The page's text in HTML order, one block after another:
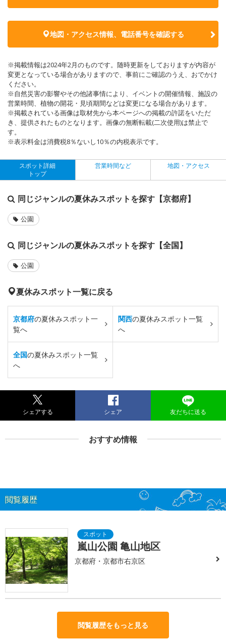
地図・アクセス情報、電話番号を確認する
※掲載情報は2024年2月のものです。随時更新をしておりますが内容が
変更となっている場合がありますので、事前にご確認のうえ、おでかけ
ください。
※自然災害の影響やその他諸事情により、イベントの開催情報、施設の
営業時間、植物の開花・見頃期間などは変更になる場合があります。
※掲載されている画像は取材先から本ページへの掲載の許諾をいただ
き、提供されたものとなります。画像の無断転載(二次使用)は禁止で
す。
※表示料金は消費税8％ないし10％の内税表示です。
スポット詳細
トップ
営業時間など 地図・アクセス
同じジャンルの夏休みスポットを探す【京都府】
公園
同じジャンルの夏休みスポットを探す【全国】
公園
夏休みスポット一覧に戻る
京都府の夏休みスポット一
覧へ
関西の夏休みスポット一覧
へ
全国の夏休みスポット一覧
へ
シェアする シェア 友だちに送る
おすすめ情報
閲覧履歴
嵐山公園 亀山地区
京都府・京都市右京区
閲覧履歴をもっと見る